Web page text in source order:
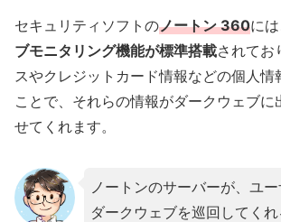
セキュリティソフトのノートン 360に
ブモニタリング機能が標準搭載されてお
スやクレジットカード情報などの個人情
ことで、それらの情報がダークウェブに
せてくれます。
ノートンのサーバーが、ユ
ダークウェブを巡回してく